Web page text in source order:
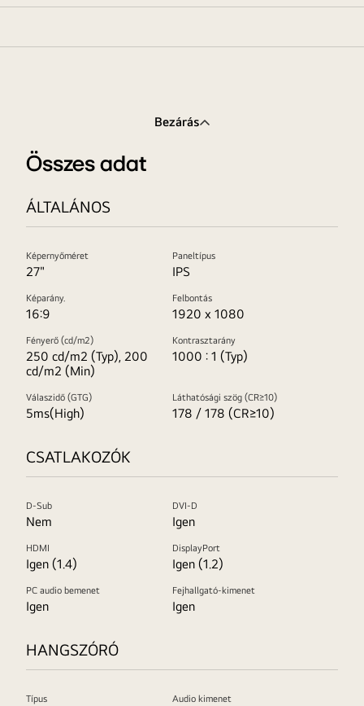
Bezárás
Összes adat
ÁLTALÁNOS
Képernyőméret
27"
Paneltípus
IPS
Képarány.
16:9
Felbontás
1920 x 1080
Fényerő (cd/m2)
250 cd/m2 (Typ), 200
cd/m2 (Min)
Kontrasztarány
1000 : 1 (Typ)
Válaszidő (GTG)
5ms(High)
Láthatósági szög (CR≥10)
178 / 178 (CR≥10)
CSATLAKOZÓK
D-Sub
Nem
DVI-D
Igen
HDMI
Igen (1.4)
DisplayPort
Igen (1.2)
PC audio bemenet
Igen
Fejhallgató-kimenet
Igen
HANGSZÓRÓ
Típus Audio kimenet